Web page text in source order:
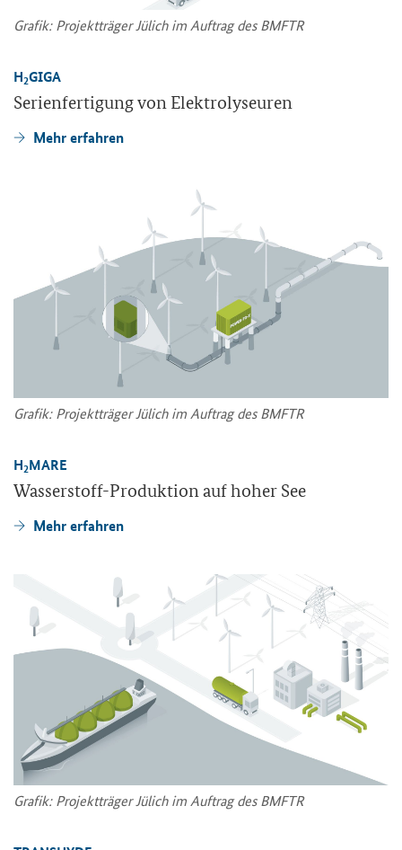
Gra­fik: Pro­jekt­trä­ger Jü­lich im Auf­trag des BMFTR
H2GIGA
Se­ri­en­fer­ti­gung von Elek­tro­ly­seu­ren
Mehr er­fah­ren
Gra­fik: Pro­jekt­trä­ger Jü­lich im Auf­trag des BMFTR
H2MARE
Wasserstoff-​Produktion auf hoher See
Mehr er­fah­ren
Gra­fik: Pro­jekt­trä­ger Jü­lich im Auf­trag des BMFTR